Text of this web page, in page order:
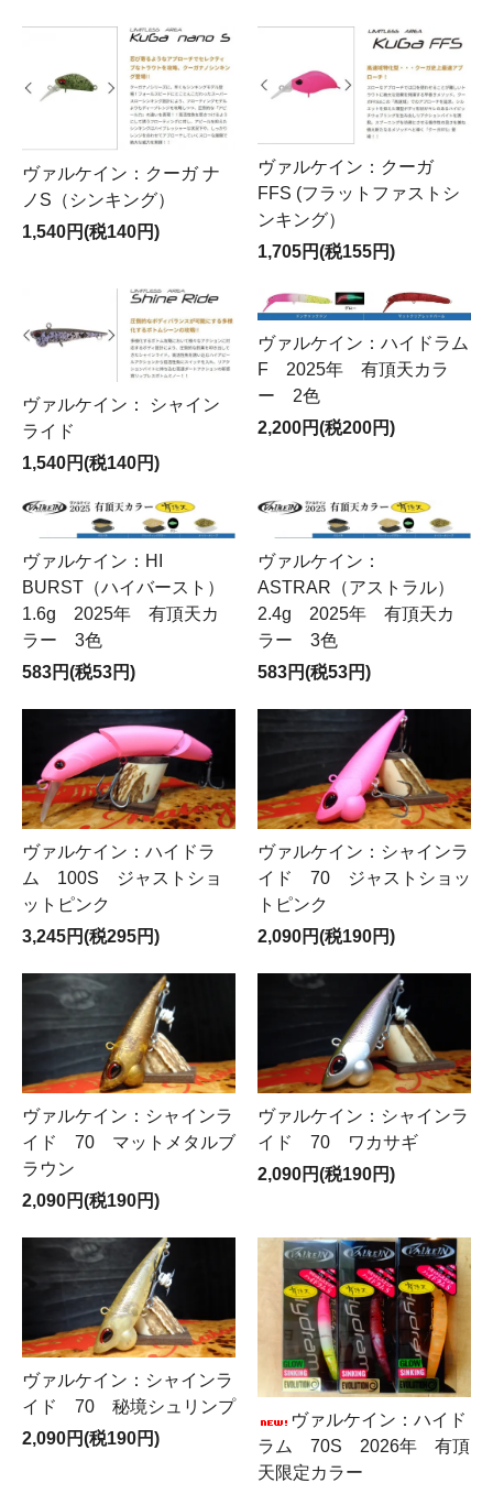
ヴァルケイン：クーガ ナ
ノS（シンキング）
1,540円(税140円)
ヴァルケイン：クーガ
FFS (フラットファストシ
ンキング）
1,705円(税155円)
ヴァルケイン： シャイン
ライド
1,540円(税140円)
ヴァルケイン：ハイドラム
F 2025年 有頂天カラ
ー 2色
2,200円(税200円)
ヴァルケイン：HI
BURST（ハイバースト）
1.6g 2025年 有頂天カ
ラー 3色
583円(税53円)
ヴァルケイン：
ASTRAR（アストラル）
2.4g 2025年 有頂天カ
ラー 3色
583円(税53円)
ヴァルケイン：ハイドラ
ム 100S ジャストショ
ットピンク
3,245円(税295円)
ヴァルケイン：シャインラ
イド 70 ジャストショッ
トピンク
2,090円(税190円)
ヴァルケイン：シャインラ
イド 70 マットメタルブ
ラウン
2,090円(税190円)
ヴァルケイン：シャインラ
イド 70 ワカサギ
2,090円(税190円)
ヴァルケイン：シャインラ
イド 70 秘境シュリンプ
2,090円(税190円)
ヴァルケイン：ハイド
ラム 70S 2026年 有頂
天限定カラー